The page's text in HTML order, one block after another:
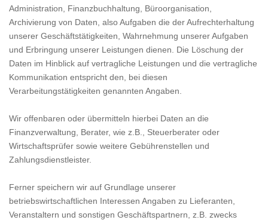
Administration, Finanzbuchhaltung, Büroorganisation,
Archivierung von Daten, also Aufgaben die der Aufrechterhaltung
unserer Geschäftstätigkeiten, Wahrnehmung unserer Aufgaben
und Erbringung unserer Leistungen dienen. Die Löschung der
Daten im Hinblick auf vertragliche Leistungen und die vertragliche
Kommunikation entspricht den, bei diesen
Verarbeitungstätigkeiten genannten Angaben.
Wir offenbaren oder übermitteln hierbei Daten an die
Finanzverwaltung, Berater, wie z.B., Steuerberater oder
Wirtschaftsprüfer sowie weitere Gebührenstellen und
Zahlungsdienstleister.
Ferner speichern wir auf Grundlage unserer
betriebswirtschaftlichen Interessen Angaben zu Lieferanten,
Veranstaltern und sonstigen Geschäftspartnern, z.B. zwecks